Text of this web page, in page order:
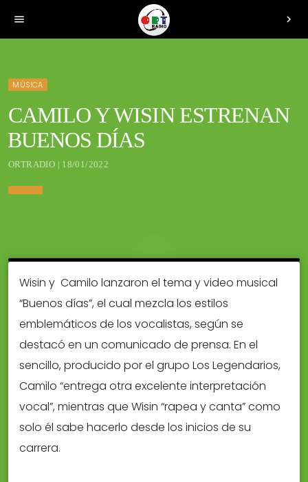
menu chevron_right
MÚSICA
CAMILO Y WISIN ESTRENAN
BUENOS DÍAS
ORTRADIO | 18/01/2022
Wisin y Camilo lanzaron el tema y video musical
“Buenos días”, el cual mezcla los estilos
emblemáticos de los vocalistas, según se
destacó en un comunicado de prensa. En el
sencillo, producido por el grupo Los Legendarios,
Camilo “entrega otra excelente interpretación
vocal”, mientras que Wisin “rapea y canta” como
solo él sabe hacerlo desde los inicios de su
carrera.